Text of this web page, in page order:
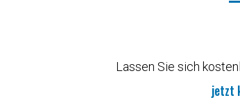
Lassen Sie sich
jetzt